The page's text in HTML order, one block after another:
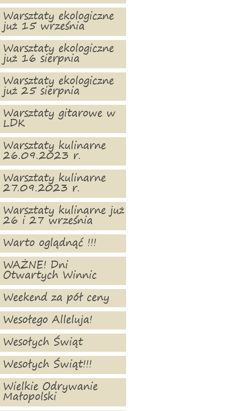
Warsztaty ekologiczne
już 15 września
Warsztaty ekologiczne
już 16 sierpnia
Warsztaty ekologiczne
już 25 sierpnia
Warsztaty gitarowe w
LDK
Warsztaty kulinarne
26.09.2023 r.
Warsztaty kulinarne
27.09.2023 r.
Warsztaty kulinarne już
26 i 27 września
Warto oglądnąć !!!
WAŻNE! Dni
Otwartych Winnic
Weekend za pół ceny
Wesołego Alleluja!
Wesołych Świąt
Wesołych Świąt!!!
Wielkie Odrywanie
Małopolski